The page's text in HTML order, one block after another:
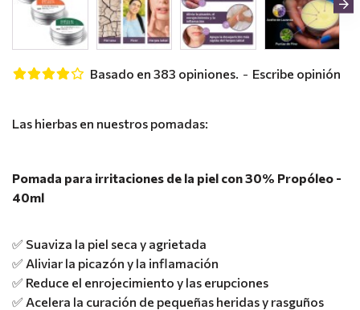
Las hierbas en nuestros pomadas:
Pomada para irritaciones de la piel con 30% Propóleo -
40ml
✅ Suaviza la piel seca y agrietada
✅ Aliviar la picazón y la inflamación
✅ Reduce el enrojecimiento y las erupciones
✅ Acelera la curación de pequeñas heridas y rasguños
Basado en 383 opiniones. - Escribe opinión